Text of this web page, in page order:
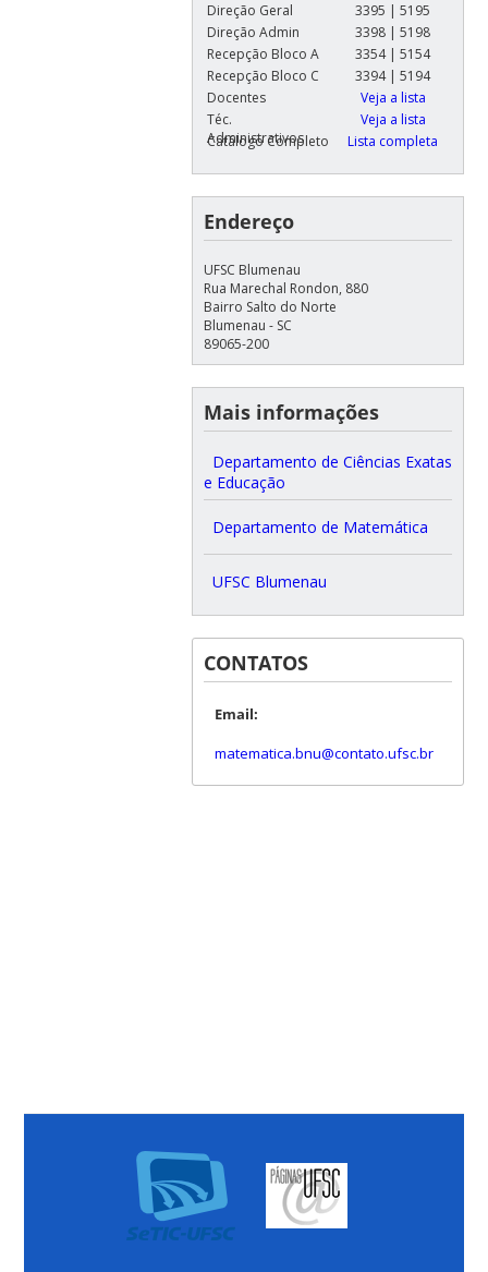
Direção Geral
3395 | 5195
Direção Admin
3398 | 5198
Recepção Bloco A
3354 | 5154
Recepção Bloco C
3394 | 5194
Docentes
Veja a lista
Téc.
Administrativos
Veja a lista
Catálogo Completo
Lista completa
Endereço
UFSC Blumenau
Rua Marechal Rondon, 880
Bairro Salto do Norte
Blumenau - SC
89065-200
Mais informações
Departamento de Ciências Exatas
e Educação
Departamento de Matemática
UFSC Blumenau
CONTATOS
Email:
matematica.bnu@contato.ufsc.br